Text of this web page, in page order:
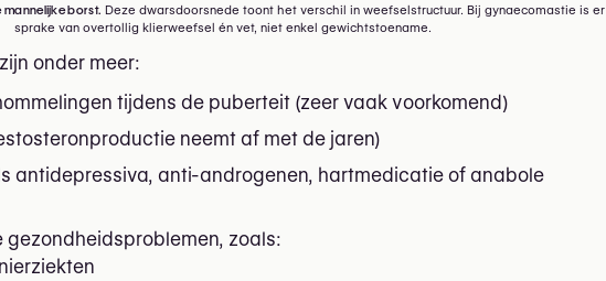
borst. Deze dwarsdoorsnede toont het verschil in weefselstructuur. Bij gynaecomastie is er
sprake van overtollig klierweefsel én vet, niet enkel gewichtstoename.
onder meer:
tijdens de puberteit (zeer vaak voorkomend)
neemt af met de jaren)
antidepressiva, anti-androgenen, hartmedicatie of anabole
gezondheidsproblemen, zoals: